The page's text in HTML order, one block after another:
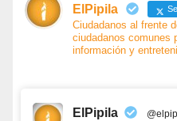
ElPipila
Ciudadanos al frente
ciudadanos comunes
información y
ElPipila